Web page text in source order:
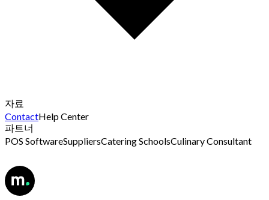
자료
ContactHelp Center
파트너
POS SoftwareSuppliersCatering SchoolsCulinary Consultant